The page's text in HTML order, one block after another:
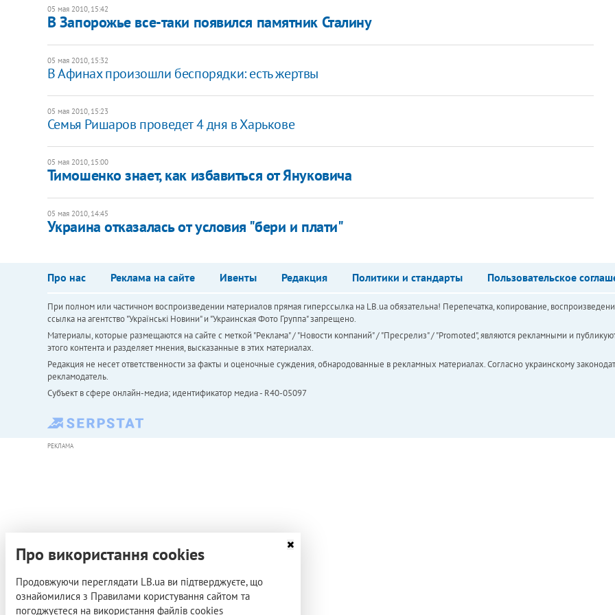
05 мая 2010, 15:42
В Запорожье все-таки появился памятник Сталину
05 мая 2010, 15:32
В Афинах произошли беспорядки: есть жертвы
05 мая 2010, 15:23
Семья Ришаров проведет 4 дня в Харькове
05 мая 2010, 15:00
Тимошенко знает, как избавиться от Януковича
05 мая 2010, 14:45
Украина отказалась от условия "бери и плати"
Про нас Реклама на сайте Ивенты Редакция Политики и стандарты Пользовательское
При полном или частичном воспроизведении материалов прямая гиперссылка на LB.ua обязательна! Перепечатка, копирование,
ссылка на агентство "Українськi Новини" и "Украинская Фото Группа" запрещено.
Материалы, которые размещаются на сайте с меткой "Реклама" / "Новости компаний" / "Пресрелиз" / "Promoted", являются рекламными и
этого контента и разделяет мнения, высказанные в этих материалах.
Редакция не несет ответственности за факты и оценочные суждения, обнародованные в рекламных материалах. Согласно украинскому
рекламодатель.
Субъект в сфере онлайн-медиа; идентификатор медиа - R40-05097
РЕКЛАМА
Про використання cookies
Продовжуючи переглядати LB.ua ви підтверджуєте, що
ознайомилися з Правилами користування сайтом та
погоджуєтеся на використання файлів cookies